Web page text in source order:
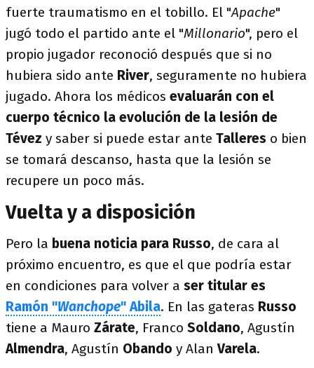
fuerte traumatismo en el tobillo. El "Apache"
jugó todo el partido ante el "Millonario", pero el
propio jugador reconoció después que si no
hubiera sido ante River, seguramente no hubiera
jugado. Ahora los médicos evaluarán con el
cuerpo técnico la evolución de la lesión de
Tévez y saber si puede estar ante Talleres o bien
se tomará descanso, hasta que la lesión se
recupere un poco más.
Vuelta y a disposición
Pero la buena noticia para Russo, de cara al
próximo encuentro, es que el que podría estar
en condiciones para volver a ser titular es
Ramón "Wanchope" Abila. En las gateras Russo
tiene a Mauro Zárate, Franco Soldano, Agustín
Almendra, Agustín Obando y AlanVarela.